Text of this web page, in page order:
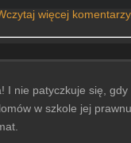
więcej
I nie patyczkuje się,
w szkole jej